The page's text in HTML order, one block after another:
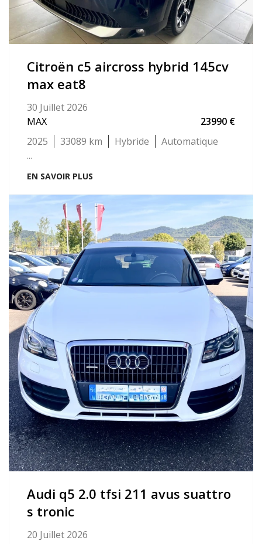
citroën c5 aircross hybrid 145cv
max eat8
30 Juillet 2026
MAX
23990
2025
33089 Hybride
Automatique
...
EN SAVOIR PLUS
audi q5 2.0 tfsi 211 avus suattro
s tronic
20 Juillet 2026